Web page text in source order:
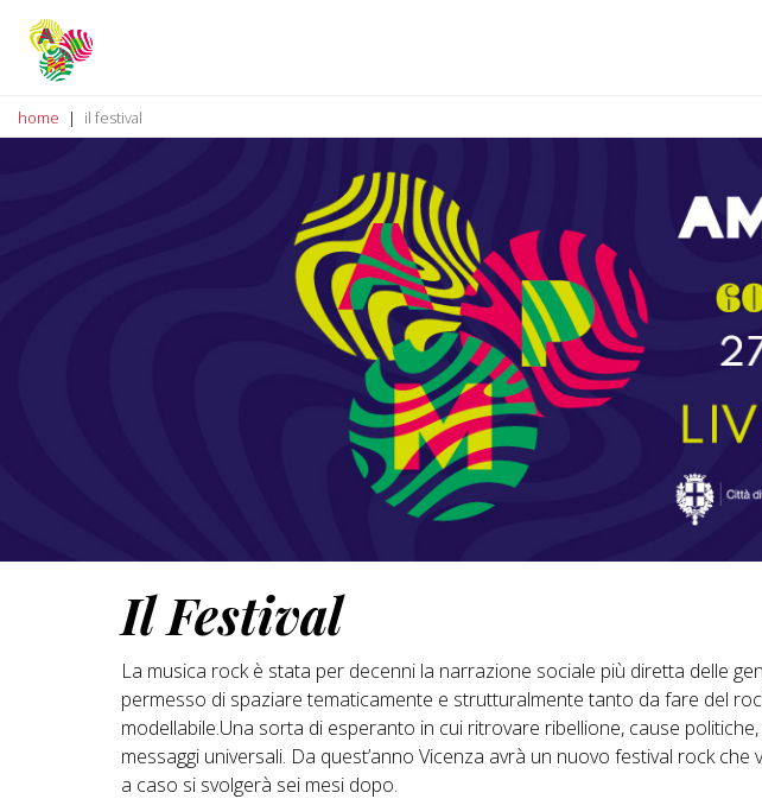
home il festival
Il Festival
La musica rock è stata per decenni la narrazione sociale più diretta delle
permesso di spaziare tematicamente e strutturalmente tanto da fare del
modellabile.Una sorta di esperanto in cui ritrovare ribellione, cause
messaggi universali. Da quest’anno Vicenza avrà un nuovo festival rock
a caso si svolgerà sei mesi dopo.